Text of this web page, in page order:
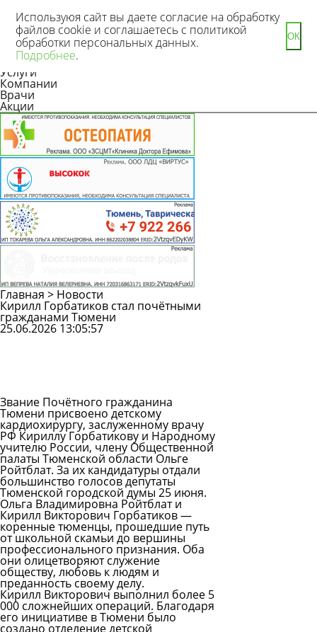
Новости
Статьи
Услуги
Компании
Врачи
Акции
Главная > Новости
Кирилл Горбатиков стал почётными
гражданами Тюмени
25.06.2026 13:05:57
Звание Почётного гражданина
Тюмени присвоено детскому
кардиохирургу, заслуженному врачу
РФ Кириллу Горбатикову и Народному
учителю России, члену Общественной
палаты Тюменской области Ольге
Ройтблат. За их кандидатуры отдали
большинство голосов депутаты
Тюменской городской думы 25 июня.
Ольга Владимировна Ройтблат и
Кирилл Викторович Горбатиков —
коренные тюменцы, прошедшие путь
от школьной скамьи до вершины
профессионального признания. Оба
они олицетворяют служение
обществу, любовь к людям и
преданность своему делу.
Кирилл Викторович выполнил более 5
000 сложнейших операций. Благодаря
его инициативе в Тюмени было
создано отделение детской
Используюя сайт вы даете согласие на обработку
файлов cookie и соглашаетесь с политикой
обработки персональных данных.
Подробнее.
ОК